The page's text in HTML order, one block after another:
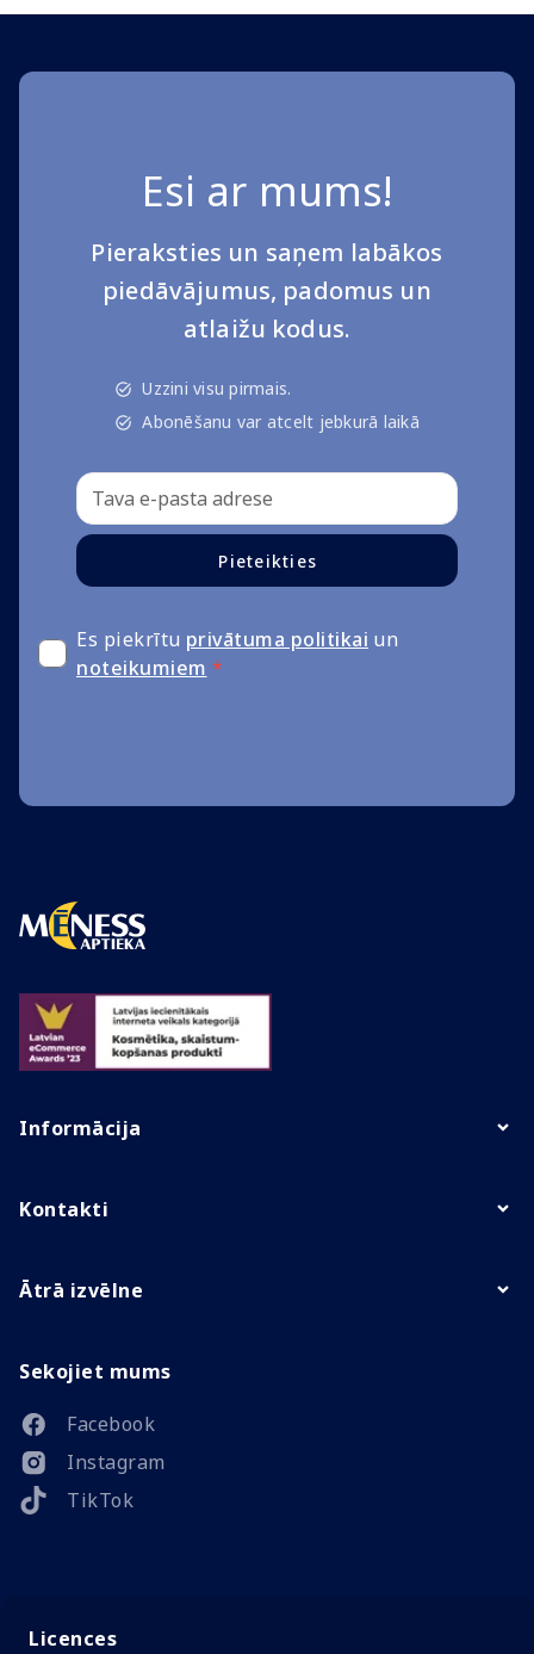
Esi ar mums!
Pieraksties un saņem labākos
piedāvājumus, padomus un
atlaižu kodus.
Uzzini visu pirmais.
Abonēšanu var atcelt jebkurā laikā
Pieteikties
Es piekrītu privātuma politikai un
noteikumiem *
Informācija
Kontakti
Ātrā izvēlne
Sekojiet mums
Facebook
Instagram
TikTok
Licences